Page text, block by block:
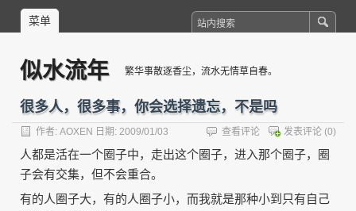
菜单
似水流年 繁华事散逐香尘，流水无情草自春。
很多人，很多事，你会选择遗忘，不是吗
作者: AOXEN 日期: 2009/01/03 发表评论 (0)
查看评论
人都是活在一个圈子中，走出这个圈子，进入那个圈子，圈
子会有交集，但不会重合。
有的人圈子大，有的人圈子小，而我就是那种小到只有自己